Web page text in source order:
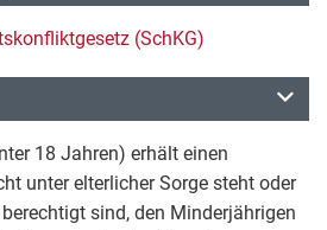
(SchKG)
18 Jahren) erhält einen
unter elterlicher Sorge steht oder
sind, den Minderjährigen